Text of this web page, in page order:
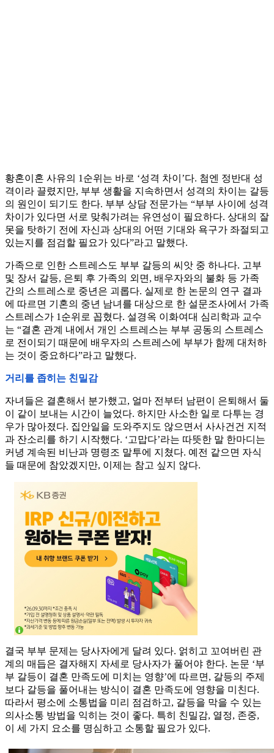
황혼이혼 사유의 1순위는 바로 ‘성격 차이’다. 첨엔 정반대 성
격이라 끌렸지만, 부부 생활을 지속하면서 성격의 차이는 갈등
의 원인이 되기도 한다. 부부 상담 전문가는 “부부 사이에 성격
차이가 있다면 서로 맞춰가려는 유연성이 필요하다. 상대의 잘
못을 탓하기 전에 자신과 상대의 어떤 기대와 욕구가 좌절되고
있는지를 점검할 필요가 있다”라고 말했다.
가족으로 인한 스트레스도 부부 갈등의 씨앗 중 하나다. 고부
및 장서 갈등, 은퇴 후 가족의 외면, 배우자와의 불화 등 가족
간의 스트레스로 중년은 괴롭다. 실제로 한 논문의 연구 결과
에 따르면 기혼의 중년 남녀를 대상으로 한 설문조사에서 가족
스트레스가 1순위로 꼽혔다. 설경옥 이화여대 심리학과 교수
는 “결혼 관계 내에서 개인 스트레스는 부부 공동의 스트레스
로 전이되기 때문에 배우자의 스트레스에 부부가 함께 대처하
는 것이 중요하다”라고 말했다.
거리를 좁히는 친밀감
자녀들은 결혼해서 분가했고, 얼마 전부터 남편이 은퇴해서 둘
이 같이 보내는 시간이 늘었다. 하지만 사소한 일로 다투는 경
우가 많아졌다. 집안일을 도와주지도 않으면서 사사건건 지적
과 잔소리를 하기 시작했다. ‘고맙다’라는 따뜻한 말 한마디는
커녕 계속된 비난과 명령조 말투에 지쳤다. 예전 같으면 자식
들 때문에 참았겠지만, 이제는 참고 싶지 않다.
결국 부부 문제는 당사자에게 달려 있다. 얽히고 꼬여버린 관
계의 매듭은 결자해지 자세로 당사자가 풀어야 한다. 논문 ‘부
부 갈등이 결혼 만족도에 미치는 영향’에 따르면, 갈등의 주제
보다 갈등을 풀어내는 방식이 결혼 만족도에 영향을 미친다.
따라서 평소에 소통법을 미리 점검하고, 갈등을 막을 수 있는
의사소통 방법을 익히는 것이 좋다. 특히 친밀감, 열정, 존중,
이 세 가지 요소를 명심하고 소통할 필요가 있다.